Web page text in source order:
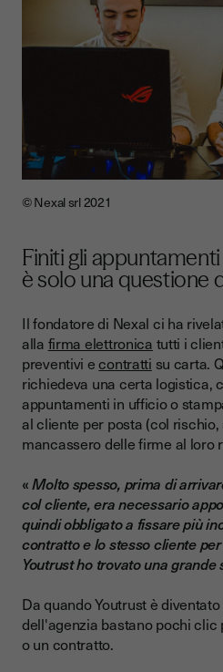
© Nexal srl 2021
Finiti gli
è solo una questione
Il fondatore di Nexal ci ha
alla firma elettronica tutti i
preventivi econtratti su carta.
richiedeva una certa logistica,
appuntamenti in ufficio o
al cliente per posta (col
mancassero delle firme al loro
«Molto spesso, prima di
col cliente, era necessario
quindi obbligato a fissare più
contratto e lo stesso cliente
Youtrust ho trovato una grande
Da quando Youtrust è
dell'agenzia bastano pochi
o un contratto.